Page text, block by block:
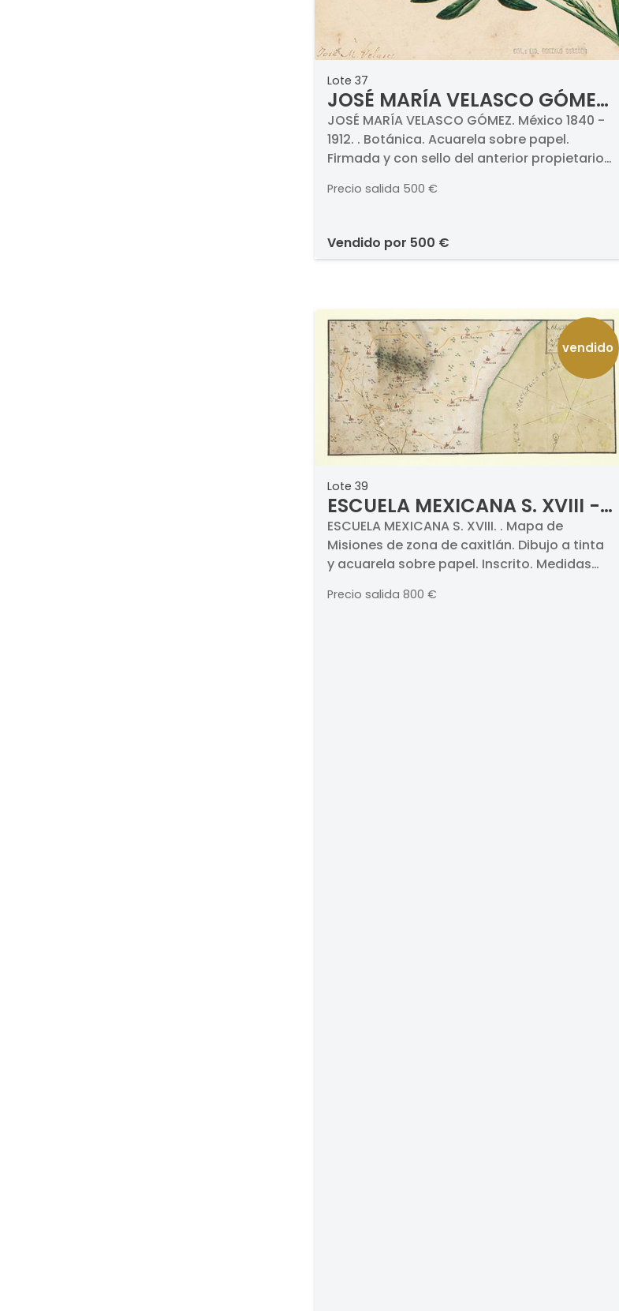
Lote 37
JOSÉ MARÍA VELASCO GÓMEZ
- Botánica
JOSÉ MARÍA VELASCO GÓMEZ. México 1840 -
1912. . Botánica. Acuarela sobre papel.
Firmada y con sello del anterior propietario.
Precio salida 500 €
vendido por 500 €
vendido
Lote 39
ESCUELA MEXICANA S. XVIII -
Mapa de Misiones de zona de
caxitlán
ESCUELA MEXICANA S. XVIII. . Mapa de
Misiones de zona de caxitlán. Dibujo a tinta
y acuarela sobre papel. Inscrito. Medidas
Precio salida 800 €